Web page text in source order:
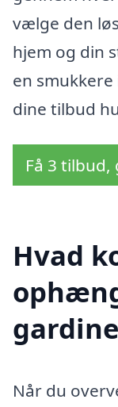
vælge den
hjem og din
en
dine tilbud
Få 3
Hvad
Når du